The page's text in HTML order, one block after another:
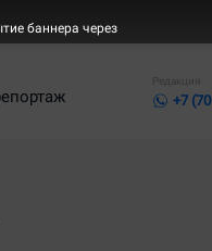
Редакция
+7
баннера через